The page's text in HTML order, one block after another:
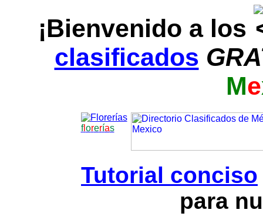
¡Bienvenido a los
clasificados
Me
florerías
Tutorial conciso
para